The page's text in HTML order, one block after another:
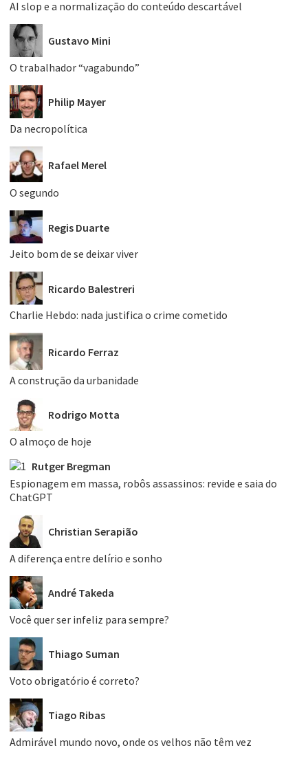
AI slop e a normalização do conteúdo descartável
Gustavo Mini
O trabalhador “vagabundo”
Philip Mayer
Da necropolítica
Rafael Merel
O segundo
Regis Duarte
Jeito bom de se deixar viver
Ricardo Balestreri
Charlie Hebdo: nada justifica o crime cometido
Ricardo Ferraz
A construção da urbanidade
Rodrigo Motta
O almoço de hoje
Rutger Bregman
Espionagem em massa, robôs assassinos: revide e saia do
ChatGPT
Christian Serapião
A diferença entre delírio e sonho
André Takeda
Você quer ser infeliz para sempre?
Thiago Suman
Voto obrigatório é correto?
Tiago Ribas
Admirável mundo novo, onde os velhos não têm vez